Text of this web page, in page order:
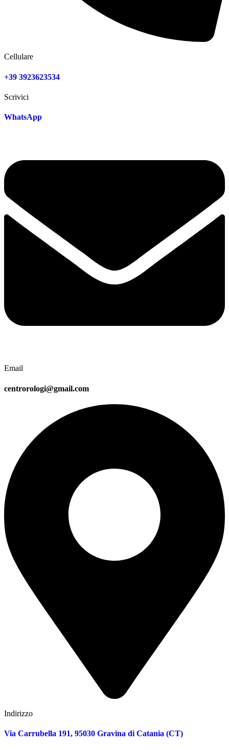
Cellulare
+39 3923623534
Scrivici
WhatsApp
Email
centrorologi@gmail.com
Indirizzo
Via Carrubella 191, 95030 Gravina di Catania (CT)